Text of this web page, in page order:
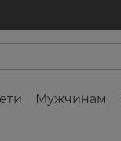
Мужчинам